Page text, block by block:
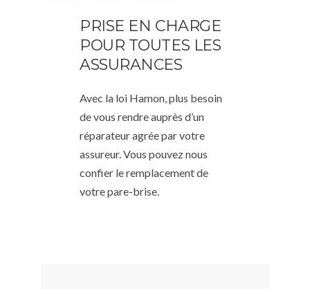
PRISE EN CHARGE
POUR TOUTES LES
ASSURANCES
Avec la loi Hamon, plus besoin
de vous rendre auprès d’un
réparateur agrée par votre
assureur. Vous pouvez nous
confier le remplacement de
votre pare-brise.